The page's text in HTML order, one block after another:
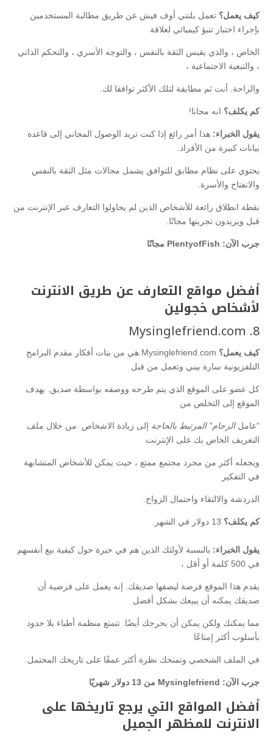
كيف يعمل؟ تعمل بلنتي أوف فيش عن طريق مطالبة المستخدمين
بإجراء اختبار تنبؤ كيميائي لعلاقة
الخاص ، والذي يقيس الثقة بالنفس ، والتوجه الأسري ، والتحكم الذاتي
، والتبعية الاجتماعية ،
والراحة. أنت ثم مطابقة لتلك الأكثر توافقا لك.
كم يكلف؟ انه مجانا!
يقول الخبراء: هذا أمر رائع إذا كنت تريد الوصول المجاني إلى قاعدة
بيانات كبيرة من الأفراد.
يحتوي على نظام مطابق للتوافق يشمل مجالات مثل الثقة بالنفس
والانفتاح والأسرة.
نقطة انطلاق رائعة للأشخاص الذين لم يحاولوا التعارف عبر الإنترنت من
قبل ويريدون تجربتها مجانًا.
جرب الآن: PlentyofFish مجانًا
أفضل مواقع التعارف عن طريق الانترنت
لأشخاص خجولين
8. Mysinglefriend.com
كيف يعمل؟ Mysinglefriend.com هي من بنات أفكار مقدم البرامج
التلفزيونية سارة بيني وتعمل من قبل
كل عضو على الموقع الذي يتم طرحه ووصفه بواسطة صديق. يهدف
الموقع إلى التخلص من
“عاملالزحام” المرتبط بالحاجة إلى زيادة الاشخاص من خلال ملف
التعريف الخاص بك على الإنترنت
ويجعله أكثر من مجرد مجتمع ممتع ، حيث يمكن للأشخاص المتشابهة
في التفكير
الدردشة والالتقاء واحتمال الزواج
كم يكلف؟ 13 دولار في الشهر.
يقول الخبراء: بالنسبة لأولئك الذين هم في حيرة حول كيفية بيع أنفسهم
في 500 كلمة أو أقل ،
يقدم هذا الموقع فرصة ليصفها صديقك. إنه يعمل على فرضية أن
صديقك يمكنه أن يبيعك بشكل أفضل
مما يمكنك ولكن يمكن أن يحرجك أيضًا. تتمتع منظمة أطباء بلا حدود
بأسلوب أكثر إمتاعًا
في الملف الشخصي وتمنحك نظرة أكثر عمقًا على تاريخك المحتمل.
جرب الآن: Mysinglefriend من 13 دولار شهريًا
أفضل المواقع التي يرجع تاريخها على
الانترنت للمظهر الجميل